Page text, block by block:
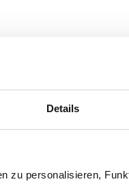
Details
zu personalisieren,